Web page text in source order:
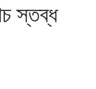
স্তব্ধ